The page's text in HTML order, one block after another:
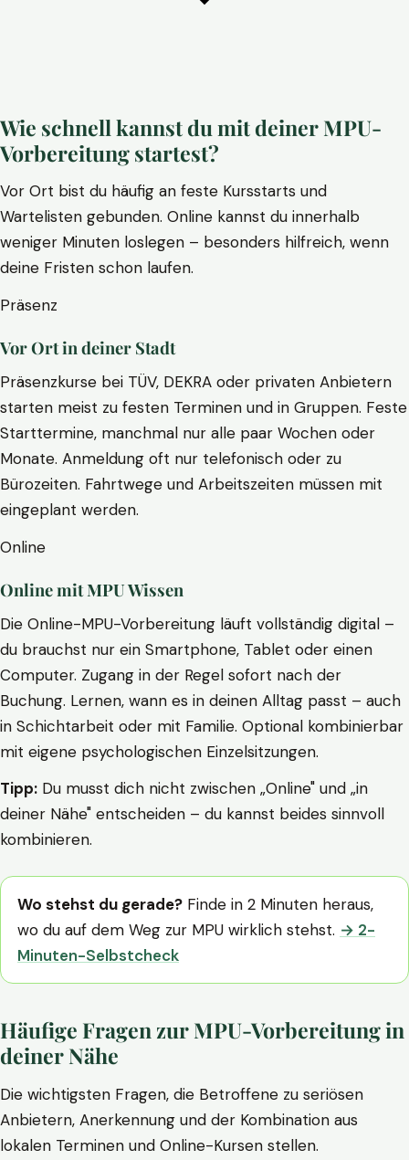
Wie schnell kannst du mit deiner MPU-
Vorbereitung startest?
Vor Ort bist du häufig an feste Kursstarts und
Wartelisten gebunden. Online kannst du innerhalb
weniger Minuten loslegen – besonders hilfreich, wenn
deine Fristen schon laufen.
Präsenz
Vor Ort in deiner Stadt
Präsenzkurse bei TÜV, DEKRA oder privaten Anbietern
starten meist zu festen Terminen und in Gruppen. Feste
Starttermine, manchmal nur alle paar Wochen oder
Monate. Anmeldung oft nur telefonisch oder zu
Bürozeiten. Fahrtwege und Arbeitszeiten müssen mit
eingeplant werden.
Online
Online mit MPU Wissen
Die Online-MPU-Vorbereitung läuft vollständig digital –
du brauchst nur ein Smartphone, Tablet oder einen
Computer. Zugang in der Regel sofort nach der
Buchung. Lernen, wann es in deinen Alltag passt – auch
in Schichtarbeit oder mit Familie. Optional kombinierbar
mit eigene psychologischen Einzelsitzungen.
Tipp: Du musst dich nicht zwischen „Online" und „in
deiner Nähe" entscheiden – du kannst beides sinnvoll
kombinieren.
Wo stehst du gerade? Finde in 2 Minuten heraus,
wo du auf dem Weg zur MPU wirklich stehst. → 2-
Minuten-Selbstcheck
Häufige Fragen zur MPU-Vorbereitung in
deiner Nähe
Die wichtigsten Fragen, die Betroffene zu seriösen
Anbietern, Anerkennung und der Kombination aus
lokalen Terminen und Online-Kursen stellen.